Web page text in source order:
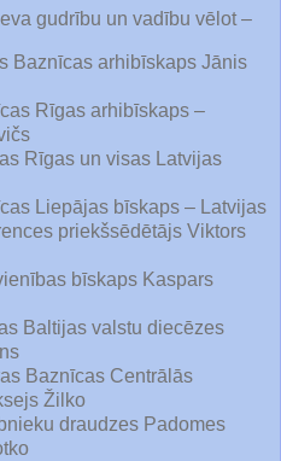
gudrību un vadību vēlot –
Baznīcas arhibīskaps Jānis
Rīgas arhibīskaps –
Rīgas un visas Latvijas
Liepājas bīskaps – Latvijas
priekšsēdētājs Viktors
bīskaps Kaspars
Baltijas valstu diecēzes
Baznīcas Centrālās
Žilko
draudzes Padomes